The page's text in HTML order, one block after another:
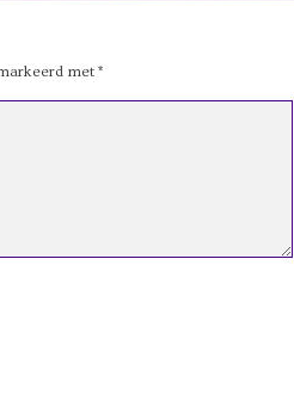
met *